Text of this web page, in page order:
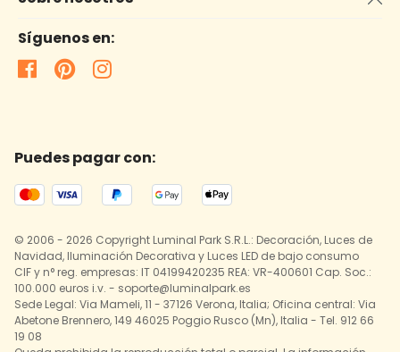
Síguenos en:
Puedes pagar con:
© 2006 - 2026 Copyright Luminal Park S.R.L.: Decoración, Luces de
Navidad, Iluminación Decorativa y Luces LED de bajo consumo
CIF y n° reg. empresas: IT 04199420235 REA: VR-400601 Cap. Soc.:
100.000 euros i.v. - soporte@luminalpark.es
Sede Legal: Via Mameli, 11 - 37126 Verona, Italia; Oficina central: Via
Abetone Brennero, 149 46025 Poggio Rusco (Mn), Italia - Tel. 912 66
19 08